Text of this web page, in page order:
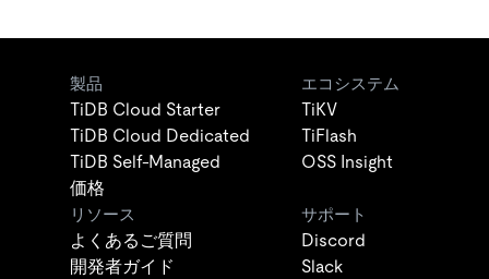
製品
TiDB Cloud Starter
TiDB Cloud Dedicated
TiDB Self-Managed
価格
エコシステム
TiKV
TiFlash
OSS Insight
リソース
よくあるご質問
開発者ガイド
サポート
Discord
Slack